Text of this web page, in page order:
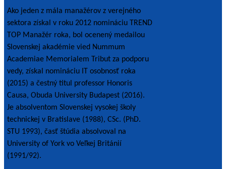
Ako jeden z mála manažérov z verejného
sektora získal v roku 2012 nomináciu TREND
TOP Manažér roka, bol ocenený medailou
Slovenskej akadémie vied Nummum
Academiae Memorialem Tribut za podporu
vedy, získal nomináciu IT osobnosť roka
(2015) a čestný titul professor Honoris
Causa, Obuda University Budapest (2016).
Je absolventom Slovenskej vysokej školy
technickej v Bratislave (1988), CSc. (PhD.
STU 1993), časť štúdia absolvoval na
University of York vo Veľkej Británií
(1991/92).